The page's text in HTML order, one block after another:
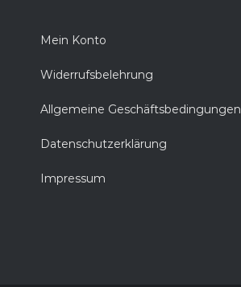
Mein Konto
Widerrufsbelehrung
Allgemeine Geschäftsbedingungen
Datenschutzerklärung
Impressum